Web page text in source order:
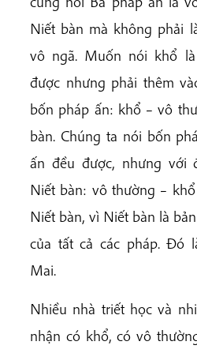
Niết bàn mà không phải
vô ngã. Muốn nói khổ
được nhưng phải thêm
bốn pháp ấn: khổ – vô
bàn. Chúng ta nói bốn
ấn đều được, nhưng với
Niết bàn: vô thường –
Niết bàn, vì Niết bàn là
của tất cả các pháp. Đó
Mai.
Nhiều nhà triết học và
nhận có khổ, có vô